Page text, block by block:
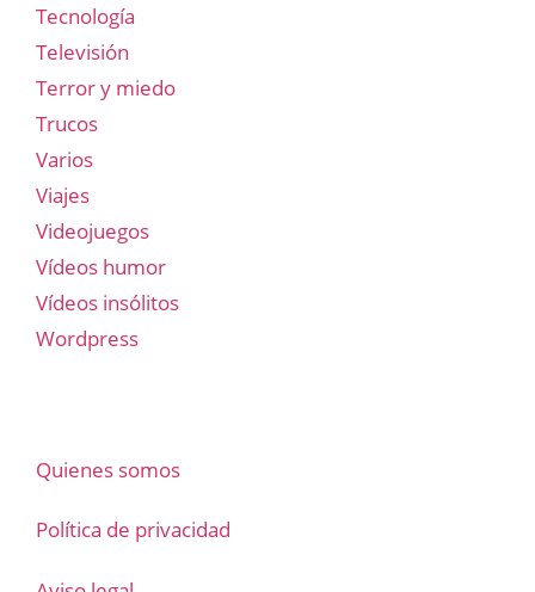
Tecnología
Televisión
Terror y miedo
Trucos
Varios
Viajes
Videojuegos
Vídeos humor
Vídeos insólitos
Wordpress
Quienes somos
Política de privacidad